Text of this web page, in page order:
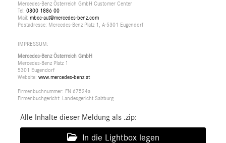
Mercedes-Benz Österreich GmbH Customer Center
Tel: 0800 1886 00
Mail: mbcc-aut@mercedes-benz.com
Postadresse: Mercedes-Benz Platz 1, A-5301 Eugendorf
IMPRESSUM:
Mercedes-Benz Österreich GmbH
Mercedes-Benz Platz 1
5301 Eugendorf
Website: www.mercedes-benz.at
Firmenbuchnummer: FN 67524a
Firmenbuchgericht: Landesgericht Salzburg
Alle Inhalte dieser Meldung als .zip:
In die Lightbox legen